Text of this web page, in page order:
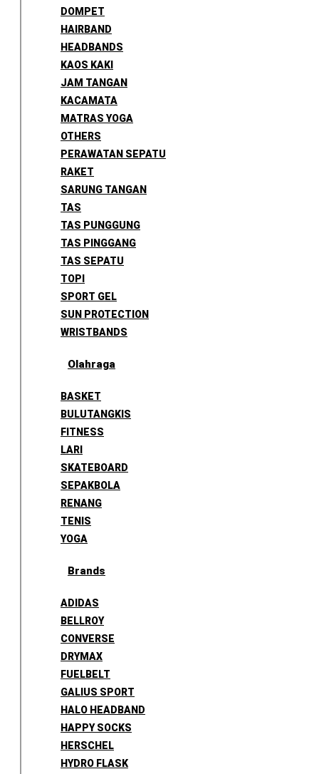
DOMPET
HAIRBAND
HEADBANDS
KAOS KAKI
JAM TANGAN
KACAMATA
MATRAS YOGA
OTHERS
PERAWATAN SEPATU
RAKET
SARUNG TANGAN
TAS
TAS PUNGGUNG
TAS PINGGANG
TAS SEPATU
TOPI
SPORT GEL
SUN PROTECTION
WRISTBANDS
Olahraga
BASKET
BULUTANGKIS
FITNESS
LARI
SKATEBOARD
SEPAKBOLA
RENANG
TENIS
YOGA
Brands
ADIDAS
BELLROY
CONVERSE
DRYMAX
FUELBELT
GALIUS SPORT
HALO HEADBAND
HAPPY SOCKS
HERSCHEL
HYDRO FLASK